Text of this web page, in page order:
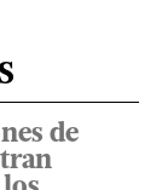
de